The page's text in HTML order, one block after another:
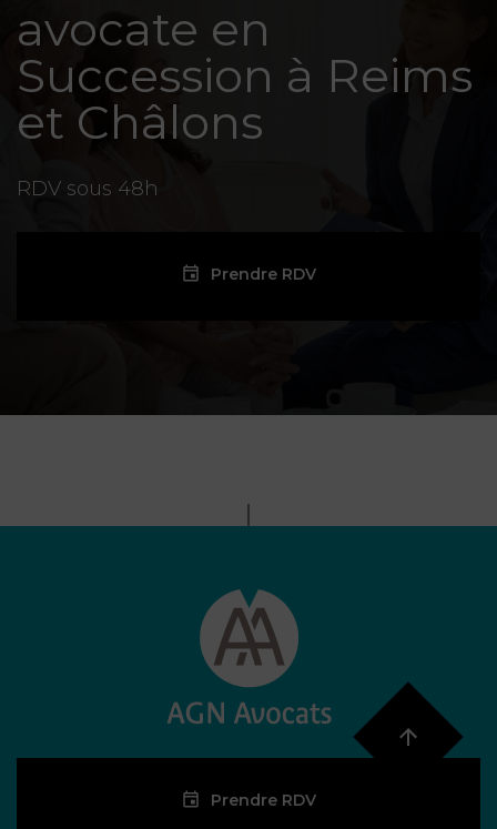
avocate en
Succession à Reims
et Châlons
RDV sous 48h
Prendre RDV
Prendre RDV